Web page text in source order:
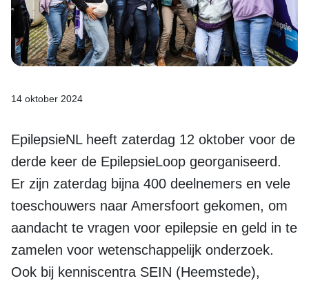
14 oktober 2024
EpilepsieNL heeft zaterdag 12 oktober voor de
derde keer de EpilepsieLoop georganiseerd.
Er zijn zaterdag bijna 400 deelnemers en vele
toeschouwers naar Amersfoort gekomen, om
aandacht te vragen voor epilepsie en geld in te
zamelen voor wetenschappelijk onderzoek.
Ook bij kenniscentra SEIN (Heemstede),